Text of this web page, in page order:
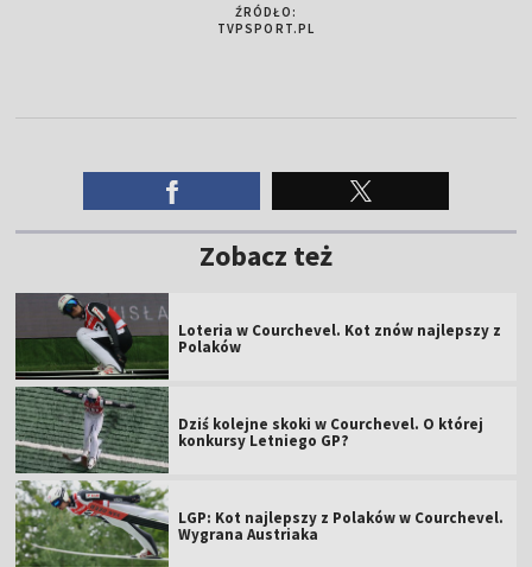
ŹRÓDŁO:
TVPSPORT.PL
Zobacz też
Loteria w Courchevel. Kot znów najlepszy z
Polaków
Dziś kolejne skoki w Courchevel. O której
konkursy Letniego GP?
LGP: Kot najlepszy z Polaków w Courchevel.
Wygrana Austriaka